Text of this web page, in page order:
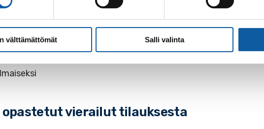
välttämättömät Salli valinta
opastetut vierailut tilauksesta